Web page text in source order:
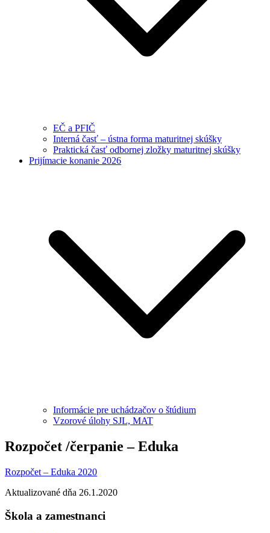
EČ a PFIČ
Interná časť – ústna forma maturitnej skúšky
Praktická časť odbornej zložky maturitnej skúšky
Prijímacie konanie 2026
Informácie pre uchádzačov o štúdium
Vzorové úlohy SJL, MAT
Rozpočet /čerpanie – Eduka
Rozpočet – Eduka 2020
Aktualizované dňa 26.1.2020
Škola a zamestnanci